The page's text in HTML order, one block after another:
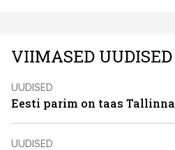
VIIMASED UUDISED
UUDISED
Eesti parim on taas
UUDISED